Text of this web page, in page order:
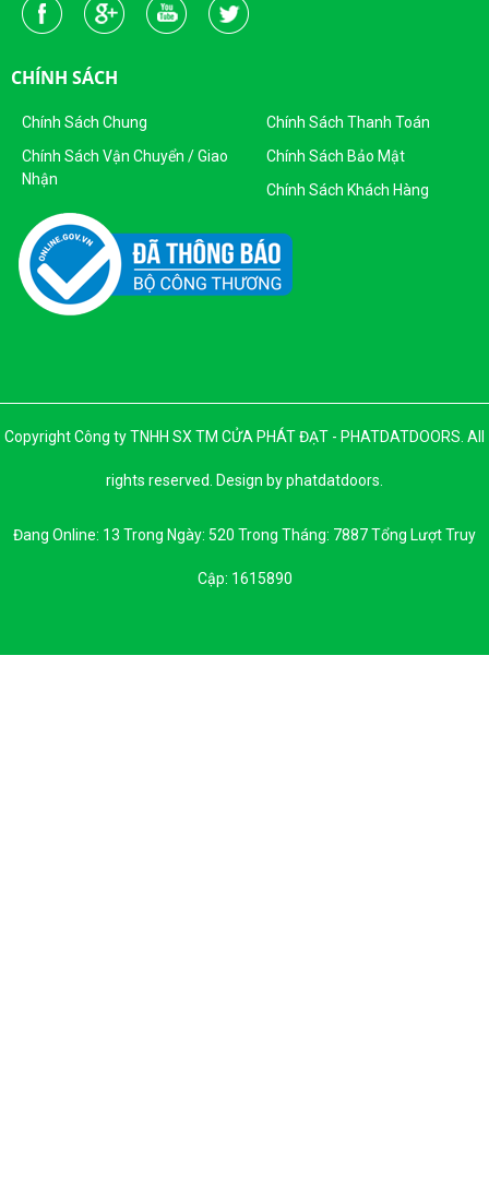
Fanpage : https://www.facebook.com/cuaphatdat
DKKD: 0313215412
Ngày Cấp: 16/04/2015
Nơi Cấp: Sở KHĐT Thành Phố Hồ Chí Minh
Sản Phẩm Của Công Ty TNHH SX - TM CỬA PHÁT ĐẠT
CHÍNH SÁCH
Chính Sách Chung
Chính Sách Thanh Toán
Chính Sách Vận Chuyển / Giao
Nhận
Chính Sách Bảo Mật
Chính Sách Khách Hàng
Copyright Công ty TNHH SX TM CỬA PHÁT ĐẠT - PHATDATDOORS. All
rights reserved. Design by phatdatdoors.
Đang Online: 13 Trong Ngày: 520 Trong Tháng: 7887 Tổng Lượt Truy
Cập: 1615890